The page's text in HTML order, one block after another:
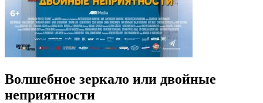
Волшебное зеркало или двойные
неприятности